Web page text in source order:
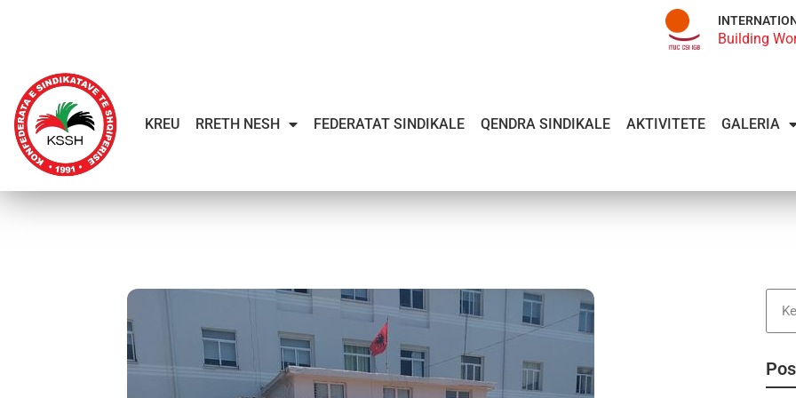
Building
KREU RRETH NESH FEDERATAT SINDIKALE QENDRA SINDIKALE AKTIVITETE GALERIA